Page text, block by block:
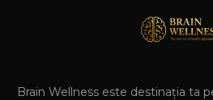
Brain Wellness este destinația ta